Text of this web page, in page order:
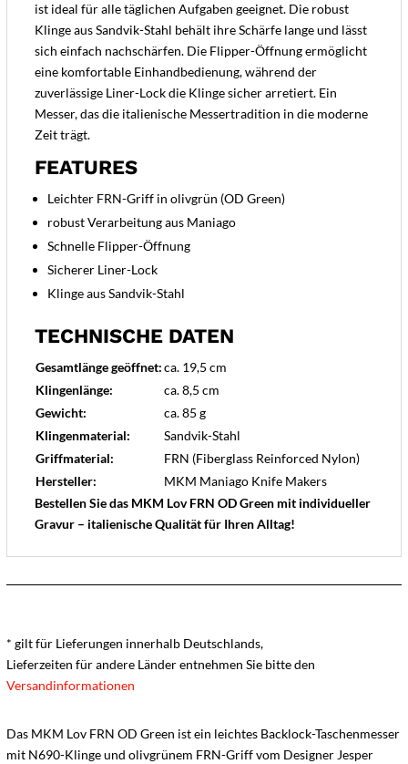
ist ideal für alle täglichen Aufgaben geeignet. Die robust
Klinge aus Sandvik-Stahl behält ihre Schärfe lange und lässt
sich einfach nachschärfen. Die Flipper-Öffnung ermöglicht
eine komfortable Einhandbedienung, während der
zuverlässige Liner-Lock die Klinge sicher arretiert. Ein
Messer, das die italienische Messertradition in die moderne
Zeit trägt.
FEATURES
Leichter FRN-Griff in olivgrün (OD Green)
robust Verarbeitung aus Maniago
Schnelle Flipper-Öffnung
Sicherer Liner-Lock
Klinge aus Sandvik-Stahl
TECHNISCHE DATEN
Gesamtlänge geöffnet:ca. 19,5 cm
Klingenlänge:
ca. 8,5 cm
Gewicht:
ca. 85 g
Klingenmaterial:
Sandvik-Stahl
Griffmaterial:
FRN (Fiberglass Reinforced Nylon)
Hersteller:
MKM Maniago Knife Makers
Bestellen Sie das MKM Lov FRN OD Green mit individueller
Gravur – italienische Qualität für Ihren Alltag!
* gilt für Lieferungen innerhalb Deutschlands,
Lieferzeiten für andere Länder entnehmen Sie bitte den
Versandinformationen
Das MKM Lov FRN OD Green ist ein leichtes Backlock-Taschenmesser
mit N690-Klinge und olivgrünem FRN-Griff vom Designer Jesper